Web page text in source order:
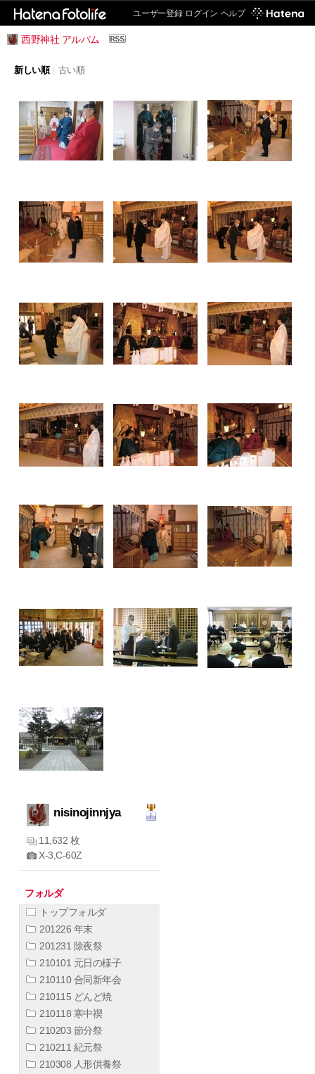
ユーザー登録 ログイン ヘルプ
西野神社 アルバム
新しい順 | 古い順
nisinojinnjya
11,632 枚
X-3,C-60Z
フォルダ
トップフォルダ
201226 年末
201231 除夜祭
210101 元日の様子
210110 合同新年会
210115 どんど焼
210118 寒中禊
210203 節分祭
210211 紀元祭
210308 人形供養祭